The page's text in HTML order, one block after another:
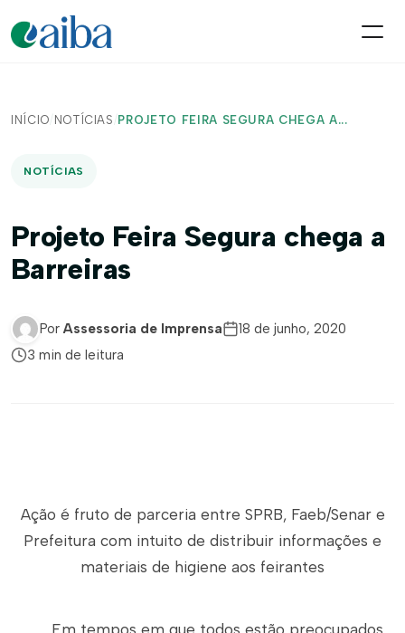
INÍCIO/ NOTÍCIAS / PROJETO FEIRA SEGURA CHEGA A...
NOTÍCIAS
Projeto Feira Segura chega a
Barreiras
Por Assessoria de Imprensa
18 de junho, 2020
3 min de leitura
Ação é fruto de parceria entre SPRB, Faeb/Senar e
Prefeitura com intuito de distribuir informações e
materiais de higiene aos feirantes